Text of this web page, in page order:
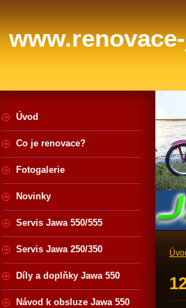
Úvod
Co je renovace?
Fotogalerie
Novinky
Servis Jawa 550/555
Servis Jawa 250/350
Díly a doplňky Jawa 550
Návod k obsluze Jawa 550